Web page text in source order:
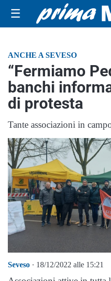
☰
ANCHE A SEVESO
“Fermiamo
banchi
di protesta
Tante associazioni in
Seveso · 18/12/2022 alle 15:21